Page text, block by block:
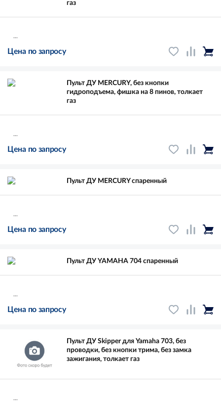
газ
...
Цена по запросу
Пульт ДУ MERCURY, без кнопки
гидроподъема, фишка на 8 пинов, толкает
газ
...
Цена по запросу
Пульт ДУ MERCURY спаренный
...
Цена по запросу
Пульт ДУ YAMAHA 704 спаренный
...
Цена по запросу
Пульт ДУ Skipper для Yamaha 703, без
проводки, без кнопки трима, без замка
зажигания, толкает газ
...